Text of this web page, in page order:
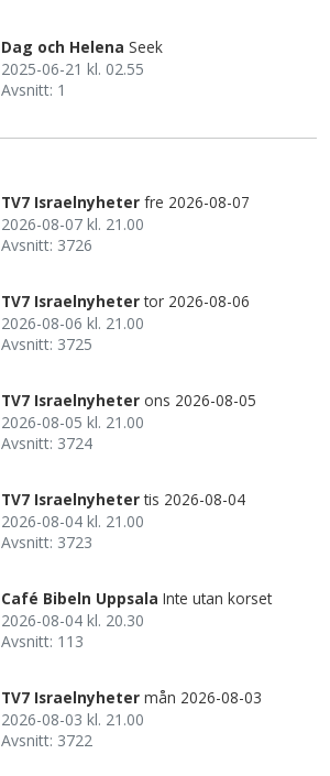
Dag och Helena Seek
2025-06-21 kl. 02.55
Avsnitt: 1
TV7 Israelnyheter fre 2026-08-07
2026-08-07 kl. 21.00
Avsnitt: 3726
TV7 Israelnyheter tor 2026-08-06
2026-08-06 kl. 21.00
Avsnitt: 3725
TV7 Israelnyheter ons 2026-08-05
2026-08-05 kl. 21.00
Avsnitt: 3724
TV7 Israelnyheter tis 2026-08-04
2026-08-04 kl. 21.00
Avsnitt: 3723
Café Bibeln Uppsala Inte utan korset
2026-08-04 kl. 20.30
Avsnitt: 113
TV7 Israelnyheter mån 2026-08-03
2026-08-03 kl. 21.00
Avsnitt: 3722